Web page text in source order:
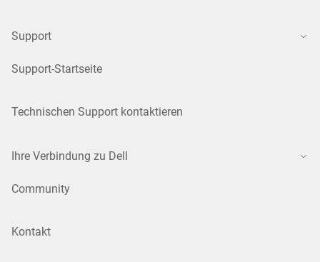
Support
Support-Startseite
Technischen Support kontaktieren
Ihre Verbindung zu Dell
Community
Kontakt